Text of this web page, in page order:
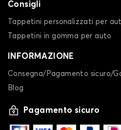
Consigli
Tappetini personalizzati per
Tappetini in gomma per auto
INFORMAZIONE
Consegna/Pagamento sicuro/
Blog
Pagamento sicuro